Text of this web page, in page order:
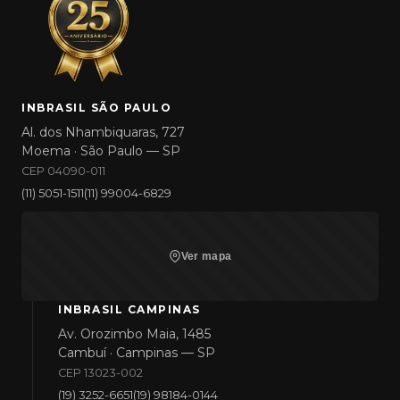
INBRASIL SÃO PAULO
Al. dos Nhambiquaras, 727
Moema · São Paulo — SP
CEP 04090-011
(11) 5051-1511(11) 99004-6829
Ver mapa
INBRASIL CAMPINAS
Av. Orozimbo Maia, 1485
Cambuí · Campinas — SP
CEP 13023-002
(19) 3252-6651(19) 98184-0144